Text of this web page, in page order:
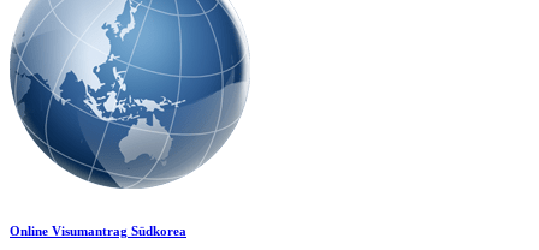
Online Visumantrag Südkorea